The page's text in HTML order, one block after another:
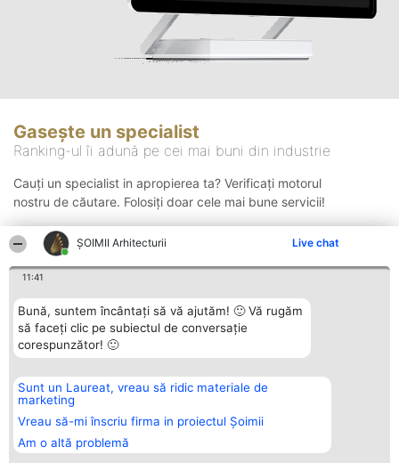
ȘOIMII Arhitecturii Live chat
11:41
Bună, suntem încântați să vă ajutăm! 🙂 Vă rugăm
să faceți clic pe subiectul de conversație
corespunzător! 🙂
Sunt un Laureat, vreau să ridic materiale de
marketing
Vreau să-mi înscriu firma in proiectul Șoimii
Am o altă problemă
Gasește un specialist
Ranking-ul îi adună pe cei mai buni din industrie
Cauți un specialist in apropierea ta? Verificați motorul
nostru de căutare. Folosiți doar cele mai bune servicii!
Organizator Ranking
BRIGHT SOLUTIONS BR SRL
Aleea Timisul De Sus 2 Bl. A30
Sc. A Et. 4 Ap. 13 Cod 061952
București
CUI 36737675
Plebiscyt
Lista Tuturor
Laureaților
Statut
Contact